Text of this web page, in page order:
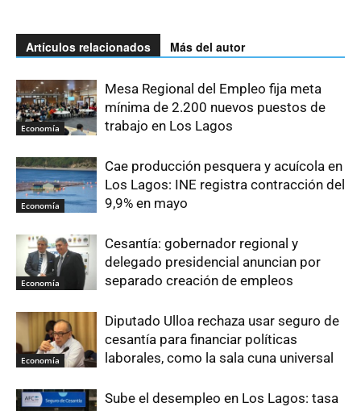
Artículos relacionados Más del autor
Economía
Mesa Regional del Empleo fija meta
mínima de 2.200 nuevos puestos de
trabajo en Los Lagos
Economía
Cae producción pesquera y acuícola en
Los Lagos: INE registra contracción del
9,9% en mayo
Economía
Cesantía: gobernador regional y
delegado presidencial anuncian por
separado creación de empleos
Economía
Diputado Ulloa rechaza usar seguro de
cesantía para financiar políticas
laborales, como la sala cuna universal
Sube el desempleo en Los Lagos: tasa